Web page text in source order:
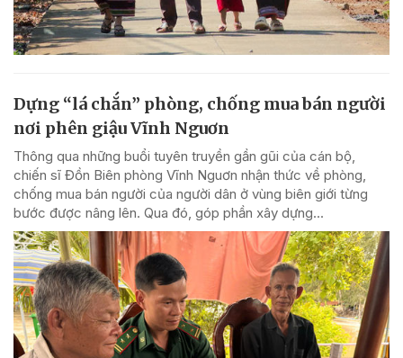
Dựng “lá chắn” phòng, chống mua bán người
nơi phên giậu Vĩnh Nguơn
Thông qua những buổi tuyên truyền gần gũi của cán bộ,
chiến sĩ Đồn Biên phòng Vĩnh Nguơn nhận thức về phòng,
chống mua bán người của người dân ở vùng biên giới từng
bước được nâng lên. Qua đó, góp phần xây dựng...